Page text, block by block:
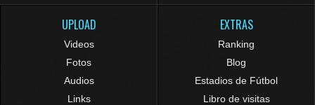
UPLOAD
Videos
Fotos
Audios
Links
EXTRAS
Ranking
Blog
Estadios de Fútbol
Libro de visitas